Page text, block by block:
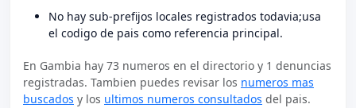
No hay sub-prefijos locales registrados todavia;usa
el codigo de pais como referencia principal.
En Gambia hay 73 numeros en el directorio y 1 denuncias
registradas. Tambien puedes revisar los numeros mas
buscados y los ultimos numeros consultados del pais.